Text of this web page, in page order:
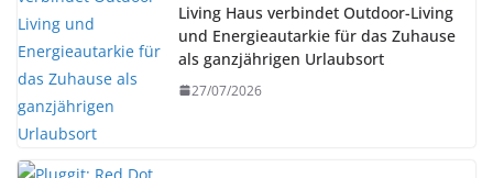
Living Haus verbindet Outdoor-Living
und Energieautarkie für das Zuhause
als ganzjährigen Urlaubsort
27/07/2026